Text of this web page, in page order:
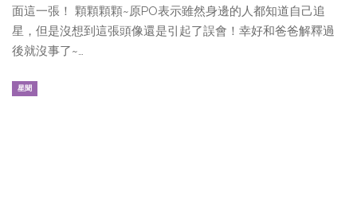
面這一張！ 顆顆顆顆~原PO表示雖然身邊的人都知道自己追
星，但是沒想到這張頭像還是引起了誤會！幸好和爸爸解釋過
後就沒事了~…
星聞